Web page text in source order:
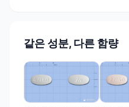
같은 성분, 다른 함량